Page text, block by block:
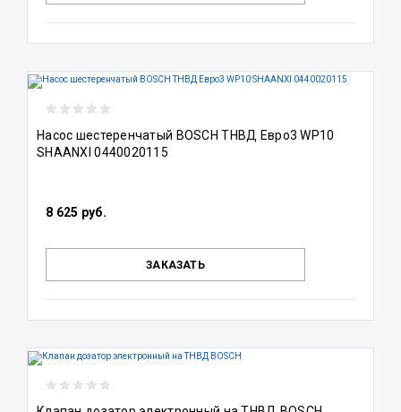
Насос шестеренчатый BOSCH ТНВД Евро3 WP10
SHAANXI 0440020115
8 625 руб.
ЗАКАЗАТЬ